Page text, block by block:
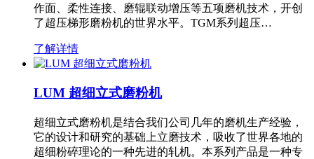
作面、柔性连接、磨辊联动增压等五项磨机技术，开创
了超压梯形磨粉机的世界水平。TGM系列超压…
了解详情
LUM 超细立式磨粉机
超细立式磨粉机是结合我们公司几年的磨机生产经验，
它的设计和研究的基础上立磨技术，吸收了世界各地的
超细粉碎理论的一种先进的轧机。本系列产品是一种专